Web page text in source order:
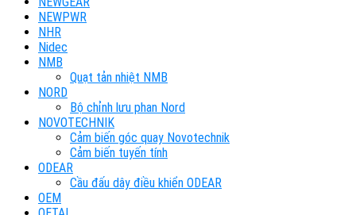
NEWPWR
NHR
Nidec
NMB
Quạt tản nhiệt NMB
NORD
Bộ chỉnh lưu phan Nord
NOVOTECHNIK
Cảm biến góc quay Novotechnik
Cảm biến tuyến tính
ODEAR
Cầu đấu dây điều khiển ODEAR
OEM